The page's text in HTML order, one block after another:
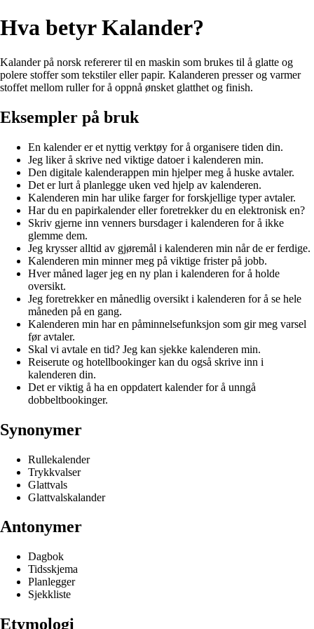
Hva betyr Kalander?
Kalander på norsk refererer til en maskin som brukes til å glatte og
polere stoffer som tekstiler eller papir. Kalanderen presser og varmer
stoffet mellom ruller for å oppnå ønsket glatthet og finish.
Eksempler på bruk
En kalender er et nyttig verktøy for å organisere tiden din.
Jeg liker å skrive ned viktige datoer i kalenderen min.
Den digitale kalenderappen min hjelper meg å huske avtaler.
Det er lurt å planlegge uken ved hjelp av kalenderen.
Kalenderen min har ulike farger for forskjellige typer avtaler.
Har du en papirkalender eller foretrekker du en elektronisk en?
Skriv gjerne inn venners bursdager i kalenderen for å ikke
glemme dem.
Jeg krysser alltid av gjøremål i kalenderen min når de er ferdige.
Kalenderen min minner meg på viktige frister på jobb.
Hver måned lager jeg en ny plan i kalenderen for å holde
oversikt.
Jeg foretrekker en månedlig oversikt i kalenderen for å se hele
måneden på en gang.
Kalenderen min har en påminnelsefunksjon som gir meg varsel
før avtaler.
Skal vi avtale en tid? Jeg kan sjekke kalenderen min.
Reiserute og hotellbookinger kan du også skrive inn i
kalenderen din.
Det er viktig å ha en oppdatert kalender for å unngå
dobbeltbookinger.
Synonymer
Rullekalender
Trykkvalser
Glattvals
Glattvalskalander
Antonymer
Dagbok
Tidsskjema
Planlegger
Sjekkliste
Etymologi